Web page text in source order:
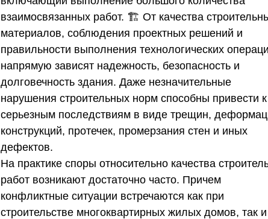
взаимосвязанных работ. 🏗️ От качества
материалов, соблюдения проектных решений и
правильности выполнения технологических
напрямую зависят надежность, безопасность и
долговечность здания. Даже незначительные
нарушения строительных норм способны привести к
серьезным последствиям в виде трещин,
конструкций, протечек, промерзания стен и иных
дефектов.
На практике споры относительно качества
работ возникают достаточно часто. Причем
конфликтные ситуации встречаются как при
строительстве многоквартирных жилых домов, так